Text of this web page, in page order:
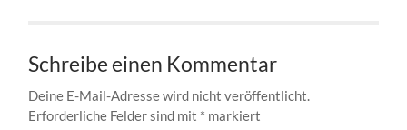
Schreibe einen Kommentar
Deine E-Mail-Adresse wird nicht veröffentlicht.
Erforderliche Felder sind mit * markiert